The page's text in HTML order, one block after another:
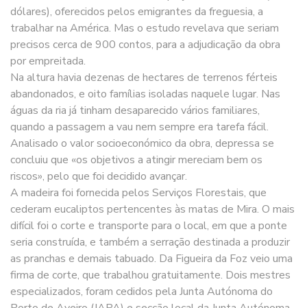
dólares), oferecidos pelos emigrantes da freguesia, a
trabalhar na América. Mas o estudo revelava que seriam
precisos cerca de 900 contos, para a adjudicação da obra
por empreitada.
Na altura havia dezenas de hectares de terrenos férteis
abandonados, e oito famílias isoladas naquele lugar. Nas
águas da ria já tinham desaparecido vários familiares,
quando a passagem a vau nem sempre era tarefa fácil.
Analisado o valor socioeconómico da obra, depressa se
concluiu que «os objetivos a atingir mereciam bem os
riscos», pelo que foi decidido avançar.
A madeira foi fornecida pelos Serviços Florestais, que
cederam eucaliptos pertencentes às matas de Mira. O mais
difícil foi o corte e transporte para o local, em que a ponte
seria construída, e também a serração destinada a produzir
as pranchas e demais tabuado. Da Figueira da Foz veio uma
firma de corte, que trabalhou gratuitamente. Dois mestres
especializados, foram cedidos pela Junta Autónoma do